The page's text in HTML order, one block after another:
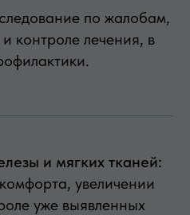
по жалобам,
контроле лечения, в
и мягких тканей:
увеличении
уже выявленных